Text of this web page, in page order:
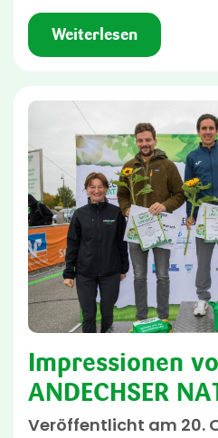
Weiterlesen
Impressionen
ANDECHSER
Veröffentlicht am 20.